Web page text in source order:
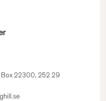
Box 22300, 252 29